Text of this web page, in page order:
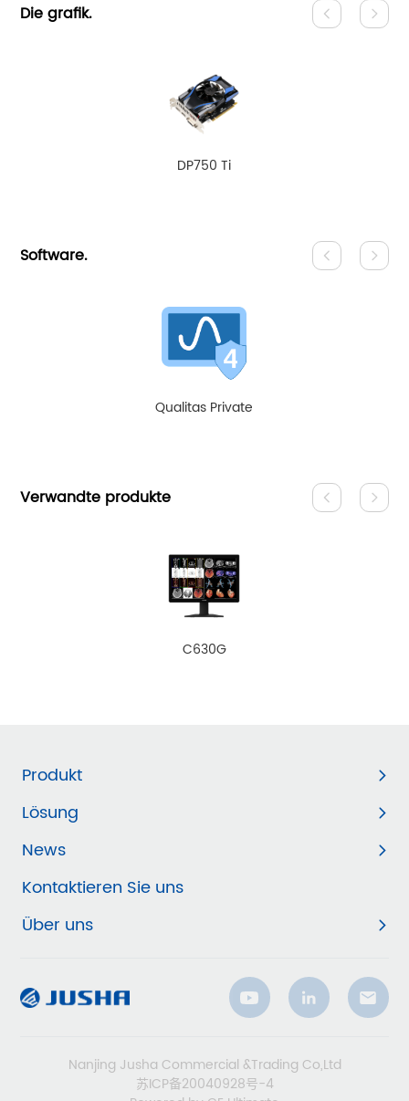
Die grafik.
DP750 Ti
Software.
Qualitas Private
Verwandte produkte
C630G
Produkt
Lösung
News
Kontaktieren Sie uns
Über uns
Nanjing Jusha Commercial &Trading Co,Ltd
苏ICP备20040928号-4